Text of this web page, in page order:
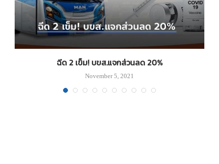
ฉีด 2 เข็ม! บขส.แจกส่วนลด 20%
November 5, 2021